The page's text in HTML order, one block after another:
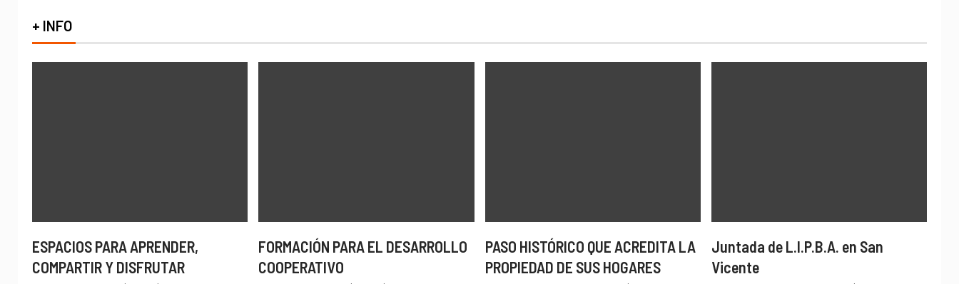
+ INFO
ESPACIOS PARA APRENDER,
COMPARTIR Y DISFRUTAR
FORMACIÓN PARA EL DESARROLLO
COOPERATIVO
PASO HISTÓRICO QUE ACREDITA LA
PROPIEDAD DE SUS HOGARES
Juntada de L.I.P.B.A. en San
Vicente